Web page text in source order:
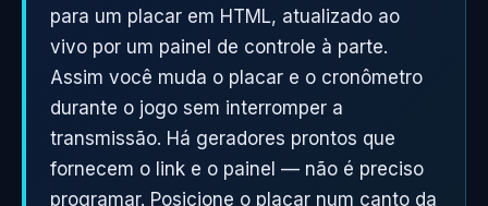
para um placar em HTML, atualizado ao
vivo por um painel de controle à parte.
Assim você muda o placar e o cronômetro
durante o jogo sem interromper a
transmissão. Há geradores prontos que
fornecem o link e o painel — não é preciso
programar. Posicione o placar num canto da